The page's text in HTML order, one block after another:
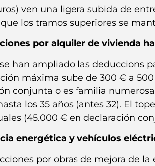
ven una ligera subida de
los tramos superiores se
por alquiler de vivienda
han ampliado las deduccions
máxima sube de 300 € a
conjunta o es familia
los 35 años (antes 32). El
(45.000 € en declaración
energética y vehículos
por obras de mejora de